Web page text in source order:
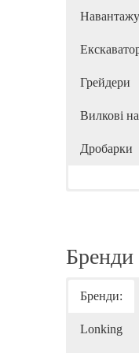
Грейдери
Вилкові
Дробарки
Бренди
Бренди:
Lonking